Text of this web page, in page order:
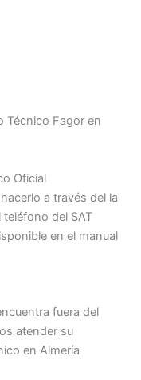
Técnico Fagor en
Oficial
a través del la
del SAT
en el manual
fuera del
atender su
en Almería